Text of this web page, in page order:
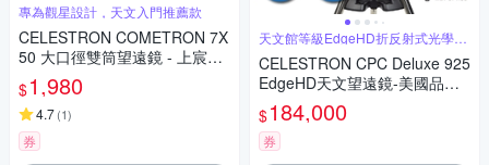
專為觀星設計，天文入門推薦款
CELESTRON COMETRON 7X
50 大口徑雙筒望遠鏡 - 上宸光
學台灣總代理
$1,980
4.7(1)
券
天文館等級EdgeHD折反射式光學系
統
CELESTRON CPC Deluxe 925
EdgeHD天文望遠鏡-美國品牌
上宸光學台灣總代理
$184,000
券